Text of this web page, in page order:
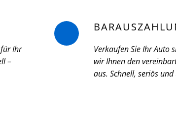
Ihr
–
Verkaufen Sie Ihr Auto
wir Ihnen den
aus. Schnell, seriös